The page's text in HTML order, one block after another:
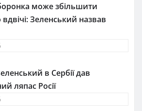
може збільшити
Зеленський назвав
в Сербії дав
ляпас Росії